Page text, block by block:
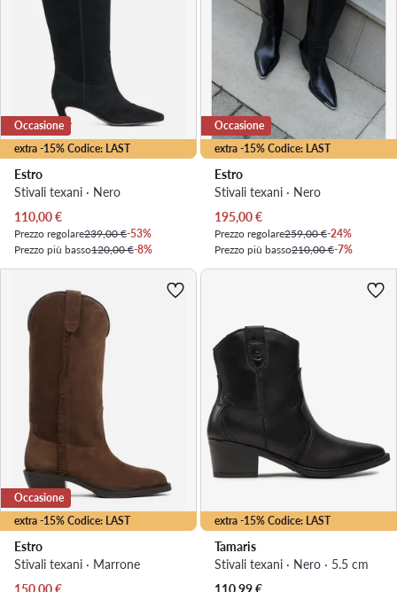
extra -15% Codice: LAST
Occasione
Estro
Stivali texani · Nero
Prezzo attuale
110,00€
Prezzo regolare239,00 €-53%
Prezzo più basso120,00 €-8%
extra -15% Codice: LAST
Occasione
Estro
Stivali texani · Nero
Prezzo attuale
195,00€
Prezzo regolare259,00 €-24%
Prezzo più basso210,00 €-7%
extra -15% Codice: LAST
Occasione
Estro
Stivali texani · Marrone
Prezzo attuale
150,00€
extra -15% Codice: LAST
Tamaris
Stivali texani · Nero · 5.5 cm
Prezzo attuale
110,99€